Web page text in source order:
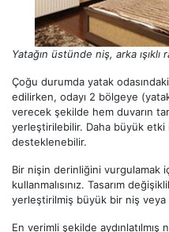
Yatağın üstünde niş, arka ışıklı
Çoğu durumda yatak
edilirken, odayı 2 bölgeye
verecek şekilde hem duvarın
yerleştirilebilir. Daha büyük etki
desteklenebilir.
Bir nişin derinliğini vurgulamak
kullanmalısınız. Tasarım
yerleştirilmiş büyük bir niş veya
En verimli şekilde